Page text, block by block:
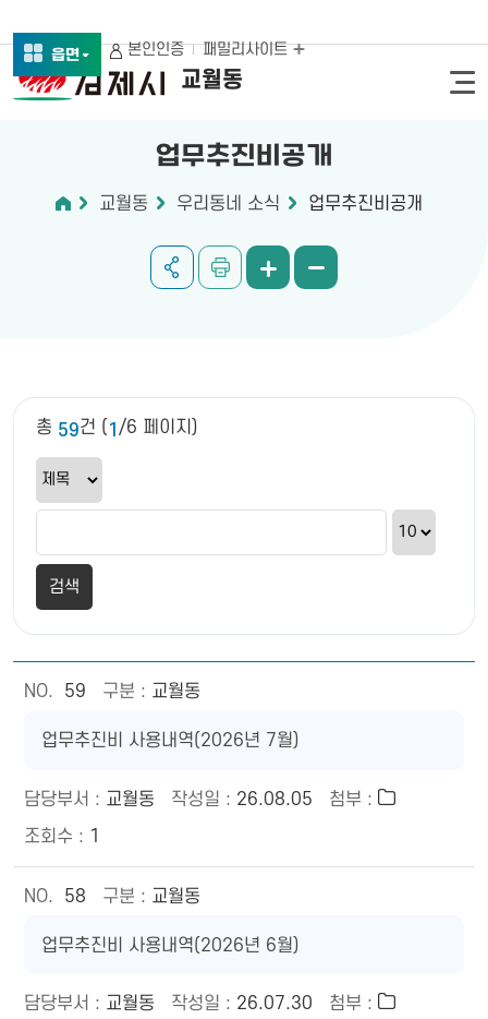
교월동
읍면 본인인증 패밀리사이트
업무추진비공개
교월동 우리동네 소식 업무추진비공개
총 59건 ( 1 /6 페이지)
59 교월동
업무추진비 사용내역(2026년 7월)
교월동
26.08.05
1
58 교월동
업무추진비 사용내역(2026년 6월)
교월동
26.07.30